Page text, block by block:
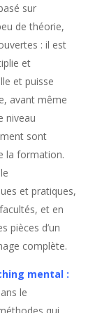
sur
de théorie,
: il est
et
et puisse
avant même
niveau
sont
la formation.
et pratiques,
et en
pièces d’un
complète.
mental:
le
qui
pensée
!"
utilisées
centaines
et se
" d'une
Pascal
considéré par
vous
facilement
et vos
: